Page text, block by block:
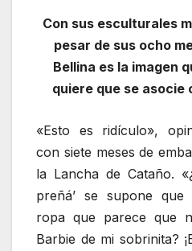
Con sus esculturales
pesar de sus ocho
Bellina es la imagen
quiere que se asocie
«Esto es ridículo»,
con siete meses de
la Lancha de Cataño.
preñá’ se supone
ropa que parece que
Barbie de mi sobrinita?